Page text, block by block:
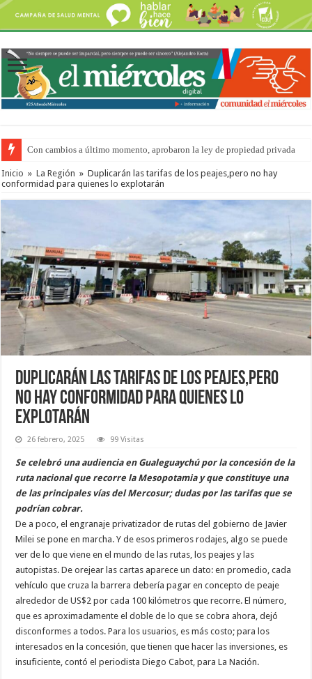
Con cambios a último momento, aprobaron la ley de propiedad privada
Inicio » La Región » Duplicarán las tarifas de los peajes,pero no hay
conformidad para quienes lo explotarán
Duplicarán las tarifas de los peajes,pero
no hay conformidad para quienes lo
explotarán
26 febrero, 2025 99 Visitas
Se celebró una audiencia en Gualeguaychú por la concesión de la
ruta nacional que recorre la Mesopotamia y que constituye una
de las principales vías del Mercosur; dudas por las tarifas que se
podrían cobrar.
De a poco, el engranaje privatizador de rutas del gobierno de Javier
Milei se pone en marcha. Y de esos primeros rodajes, algo se puede
ver de lo que viene en el mundo de las rutas, los peajes y las
autopistas. De orejear las cartas aparece un dato: en promedio, cada
vehículo que cruza la barrera debería pagar en concepto de peaje
alrededor de US$2 por cada 100 kilómetros que recorre. El número,
que es aproximadamente el doble de lo que se cobra ahora, dejó
disconformes a todos. Para los usuarios, es más costo; para los
interesados en la concesión, que tienen que hacer las inversiones, es
insuficiente, contó el periodista Diego Cabot, para La Nación.